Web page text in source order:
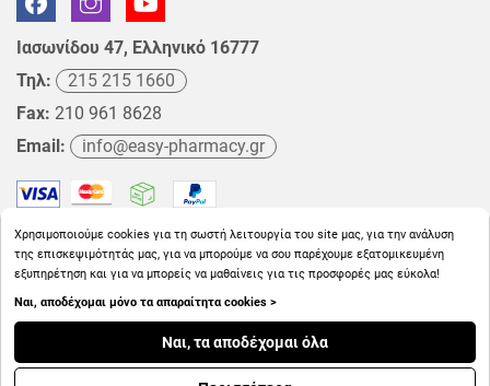
Ιασωνίδου 47, Ελληνικό 16777
Τηλ:
215 215 1660
Fax: 210 961 8628
Email:
info@easy-pharmacy.gr
Copyright © 2026EasyPharmacy.gr
Χρησιμοποιούμε cookies για τη σωστή λειτουργία του site μας, για την ανάλυση
της επισκεψιμότητάς μας, για να μπορούμε να σου παρέχουμε εξατομικευμένη
εξυπηρέτηση και για να μπορείς να μαθαίνεις για τις προσφορές μας εύκολα!
Ναι, αποδέχομαι μόνο τα απαραίτητα cookies >
Ναι, τα αποδέχομαι όλα